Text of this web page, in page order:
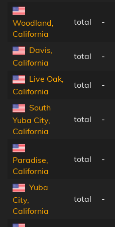
Woodland,
California
total -
Davis,
California
total -
Live Oak,
California
total -
South
Yuba City,
California
total -
Paradise,
California
total -
Yuba
City,
California
total -